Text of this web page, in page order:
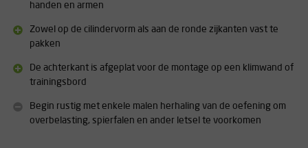
handen en armen
Zowel op de cilindervorm als aan de ronde zijkanten vast te
pakken
De achterkant is afgeplat voor de montage op een klimwand of
trainingsbord
Begin rustig met enkele malen herhaling van de oefening om
overbelasting, spierfalen en ander letsel te voorkomen